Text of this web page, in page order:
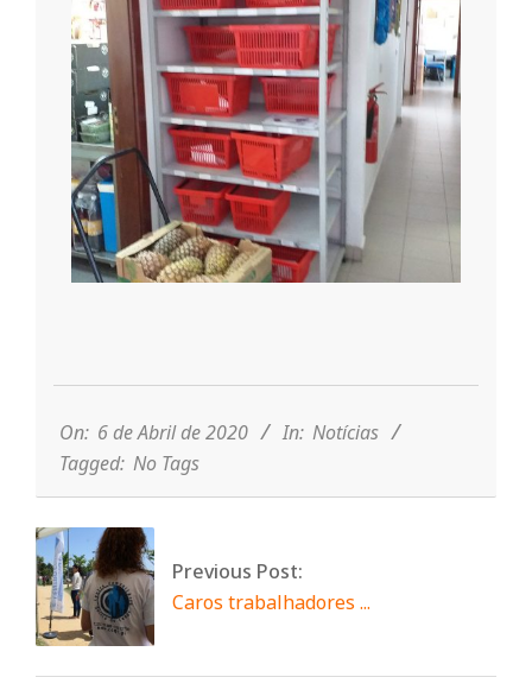
06
On: 6 de Abril de 2020 In: Notícias
Tagged: No Tags
Previous Post:
Caros trabalhadores ...